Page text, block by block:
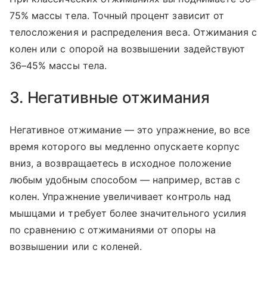
75% массы тела. Точный процент зависит от
телосложения и распределения веса. Отжимания с
колен или с опорой на возвышении задействуют
36–45% массы тела.
3. Негативные отжимания
Негативное отжимание — это упражнение, во все
время которого вы медленно опускаете корпус
вниз, а возвращаетесь в исходное положение
любым удобным способом — например, встав с
колен. Упражнение увеличивает контроль над
мышцами и требует более значительного усилия
по сравнению с отжиманиями от опоры на
возвышении или с коленей.